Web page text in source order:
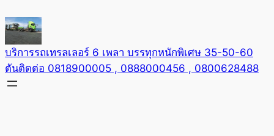
to
content
บริการรถเทรลเลอร์ 6 เพลา บรรทุกหนักพิเศษ 35-50-60
ตันติดต่อ 0818900005 , 0888000456 , 0800628488